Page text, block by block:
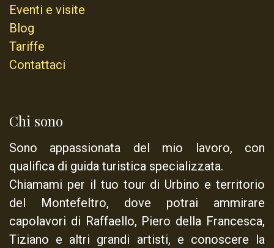
Eventi e visite
Blog
Tariffe
Contattaci
Chi sono
Sono appassionata del mio lavoro, con
qualifica di guida turistica specializzata.
Chiamami per il tuo tour di Urbino e territorio
del Montefeltro, dove potrai ammirare
capolavori di Raffaello, Piero della Francesca,
Tiziano e altri grandi artisti, e conoscere la